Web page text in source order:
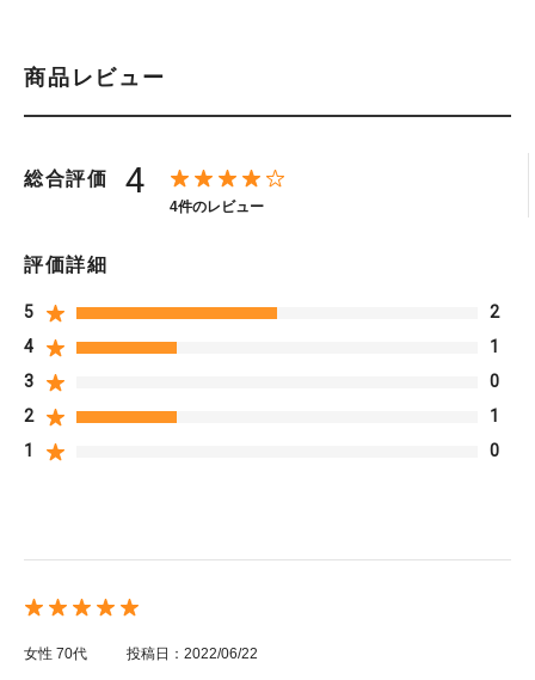
商品レビュー
総合評価 4
4件のレビュー
評価詳細
5
2
4
1
3
0
2
1
1
0
女性 70代 投稿日：2022/06/22